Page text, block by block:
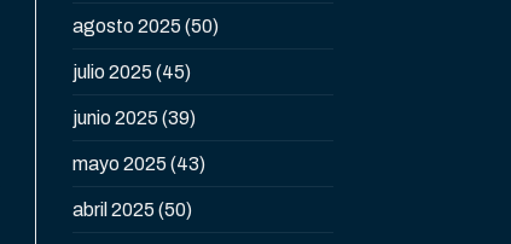
agosto 2025 (50)
julio 2025 (45)
junio 2025 (39)
mayo 2025 (43)
abril 2025 (50)